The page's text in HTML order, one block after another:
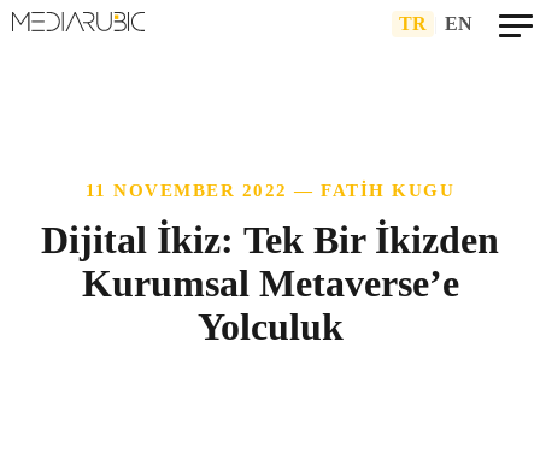
TR EN
11 NOVEMBER 2022 — FATIH KUGU
Dijital İkiz: Tek Bir İkizden
Kurumsal Metaverse’e
Yolculuk